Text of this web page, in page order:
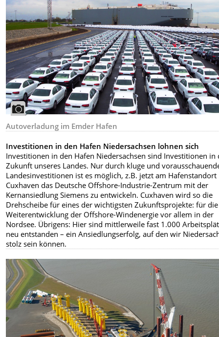
Autoverladung im Emder Hafen
Investitionen in den Hafen Niedersachsen lohnen sich
Investitionen in den Hafen Niedersachsen sind Investitionen in
Zukunft unseres Landes. Nur durch kluge und
Landesinvestitionen ist es möglich, z.B. jetzt am Hafenstandort
Cuxhaven das Deutsche Offshore-Industrie-Zentrum mit der
Kernansiedlung Siemens zu entwickeln. Cuxhaven wird so die
Drehscheibe für eines der wichtigsten Zukunftsprojekte: für die
Weiterentwicklung der Offshore-Windenergie vor allem in der
Nordsee. Übrigens: Hier sind mittlerweile fast 1.000
neu entstanden – ein Ansiedlungserfolg, auf den wir
stolz sein können.